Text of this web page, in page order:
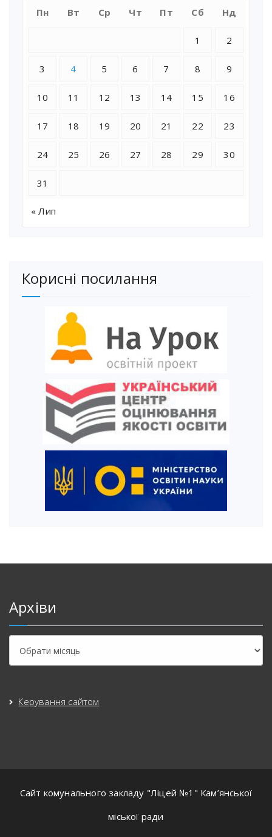
Пн Вт Ср Чт Пт Сб Нд
1 2
3 4 5 6 7 8 9
10 11 12 13 14 15 16
17 18 19 20 21 22 23
24 25 26 27 28 29 30
31
« Лип
Корисні посилання
Архіви
Керування сайтом
Сайт комунального закладу "Ліцей №1" Кам’янської
міської ради